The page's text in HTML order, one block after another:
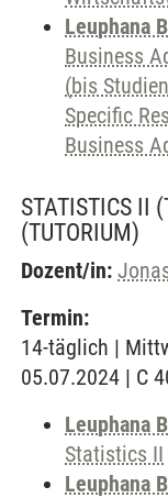
Leuphana
Business
(bis
Specific
Business
STATISTICS II
(TUTORIUM)
Dozent/in:
Termin:
14-täglich |
05.07.2024 | C
Leuphana
Statistics II
Leuphana